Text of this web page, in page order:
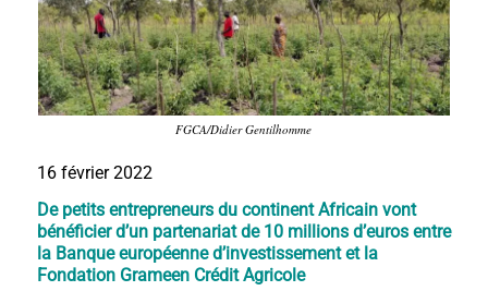
FGCA/Didier Gentilhomme
16 février 2022
De petits entrepreneurs du continent Africain vont
bénéficier d’un partenariat de 10 millions d’euros entre
la Banque européenne d’investissement et la
Fondation Grameen Crédit Agricole